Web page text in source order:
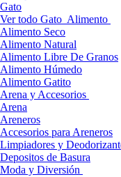
Gato
Ver todo Gato Alimento
Alimento Seco
Alimento Natural
Alimento Libre De Granos
Alimento Húmedo
Alimento Gatito
Arena y Accesorios
Arena
Areneros
Accesorios para Areneros
Limpiadores y
Depositos de Basura
Moda y Diversión